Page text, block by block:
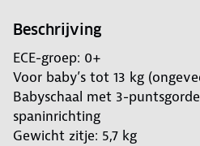
Beschrijving
ECE-groep: 0+
Voor baby’s tot 13 kg
Babyschaal met 3-
spaninrichting
Gewicht zitje: 5,7 kg